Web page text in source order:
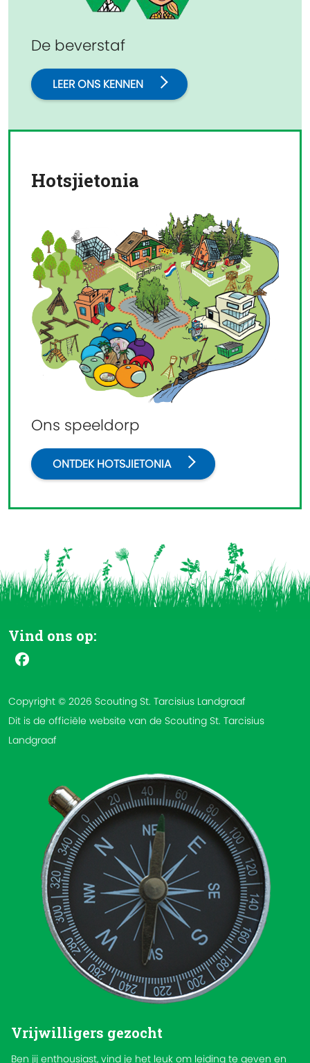
De beverstaf
LEER ONS KENNEN
Hotsjietonia
Ons speeldorp
ONTDEK HOTSJIETONIA
Vind ons op:
Copyright © 2026 Scouting St. Tarcisius Landgraaf
Dit is de officiële website van de Scouting St. Tarcisius
Landgraaf
Vrijwilligers gezocht
Ben jij enthousiast, vind je het leuk om leiding te geven en